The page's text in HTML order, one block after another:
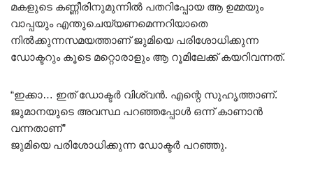
മകളുടെ കണ്ണീരിനുമുന്നിൽ പതറിപ്പോയ ആ ഉമ്മയും
വാപ്പയും എന്തുചെയ്യണമെന്നറിയാതെ
നിൽക്കുന്നസമയത്താണ് ജുമിയെ പരിശോധിക്കുന്ന
ഡോക്ടറും കൂടെ മറ്റൊരാളും ആ റൂമിലേക്ക് കയറിവന്നത്.
“ഇക്കാ… ഇത് ഡോക്ടർ വിശ്വൻ. എന്റെ സുഹൃത്താണ്.
ജുമാനയുടെ അവസ്ഥ പറഞ്ഞപ്പോൾ ഒന്ന് കാണാൻ
വന്നതാണ്”
ജുമിയെ പരിശോധിക്കുന്ന ഡോക്ടർ പറഞ്ഞു.